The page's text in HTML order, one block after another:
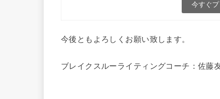
今後ともよろしくお願い致します。
ブレイクスルーライティングコーチ：佐藤